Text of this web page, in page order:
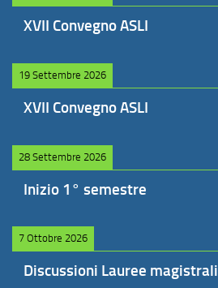
XVII Convegno ASLI
19 Settembre 2026
XVII Convegno ASLI
28 Settembre 2026
Inizio 1° semestre
7 Ottobre 2026
Discussioni Lauree magistrali